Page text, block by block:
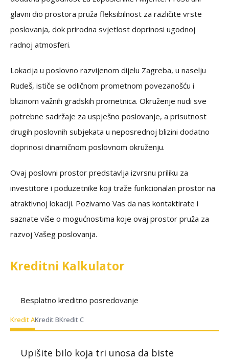
glavni dio prostora pruža fleksibilnost za različite vrste
poslovanja, dok prirodna svjetlost doprinosi ugodnoj
radnoj atmosferi.
Lokacija u poslovno razvijenom dijelu Zagreba, u naselju
Rudeš, ističe se odličnom prometnom povezanošću i
blizinom važnih gradskih prometnica. Okruženje nudi sve
potrebne sadržaje za uspješno poslovanje, a prisutnost
drugih poslovnih subjekata u neposrednoj blizini dodatno
doprinosi dinamičnom poslovnom okruženju.
Ovaj poslovni prostor predstavlja izvrsnu priliku za
investitore i poduzetnike koji traže funkcionalan prostor na
atraktivnoj lokaciji. Pozivamo Vas da nas kontaktirate i
saznate više o mogućnostima koje ovaj prostor pruža za
razvoj Vašeg poslovanja.
Kreditni Kalkulator
Besplatno kreditno posredovanje
Kredit AKredit BKredit C
Upišite bilo koja tri unosa da biste